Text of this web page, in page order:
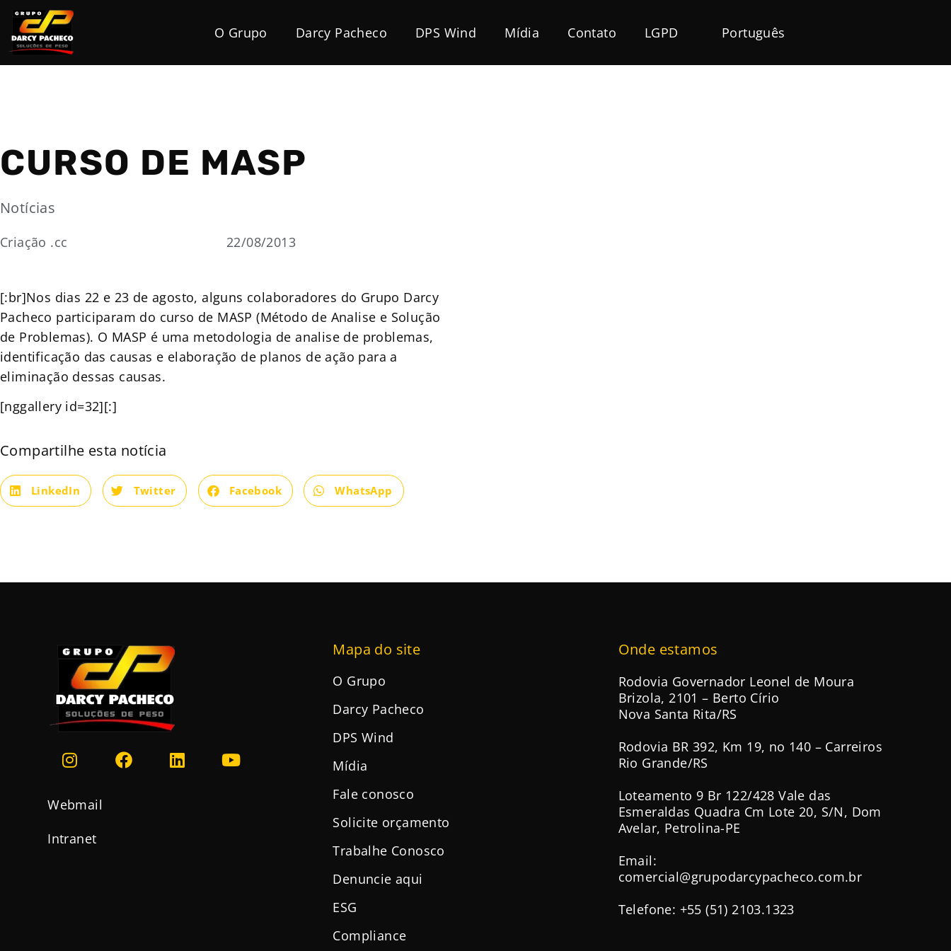
O Grupo Darcy Pacheco DPS Wind Mídia Contato LGPD Português
CURSO DE MASP
Notícias
Criação .cc 22/08/2013
[:br]Nos dias 22 e 23 de agosto, alguns colaboradores do Grupo Darcy
Pacheco participaram do curso de MASP (Método de Analise e Solução
de Problemas). O MASP é uma metodologia de analise de problemas,
identificação das causas e elaboração de planos de ação para a
eliminação dessas causas.
[nggallery id=32][:]
Compartilhe esta notícia
LinkedIn Twitter Facebook WhatsApp
Webmail
Intranet
Mapa do site
O Grupo
Darcy Pacheco
DPS Wind
Mídia
Fale conosco
Solicite orçamento
Trabalhe Conosco
Denuncie aqui
ESG
Compliance
Onde estamos
Rodovia Governador Leonel de Moura
Brizola, 2101 – Berto Círio
Nova Santa Rita/RS
Rodovia BR 392, Km 19, no 140 – Carreiros
Rio Grande/RS
Loteamento 9 Br 122/428 Vale das
Esmeraldas Quadra Cm Lote 20, S/N, Dom
Avelar, Petrolina-PE
Email:
comercial@grupodarcypacheco.com.br
Telefone: +55 (51) 2103.1323